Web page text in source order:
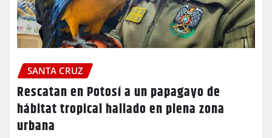
SANTA CRUZ
Rescatan en Potosí a un papagayo de
hábitat tropical hallado en plena zona
urbana